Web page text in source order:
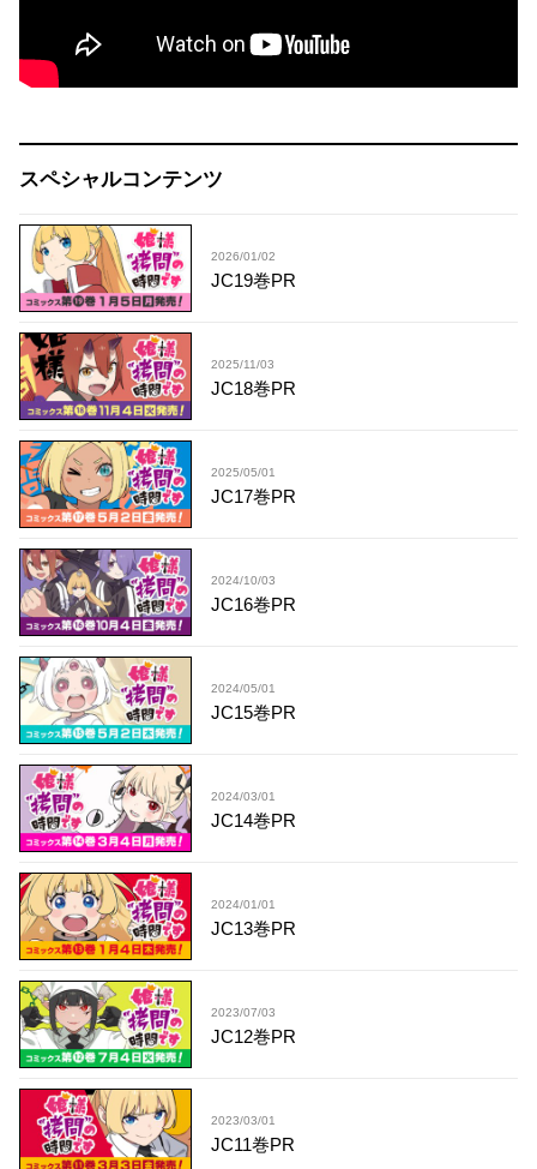
スペシャルコンテンツ
2026/01/02
JC19巻PR
2025/11/03
JC18巻PR
2025/05/01
JC17巻PR
2024/10/03
JC16巻PR
2024/05/01
JC15巻PR
2024/03/01
JC14巻PR
2024/01/01
JC13巻PR
2023/07/03
JC12巻PR
2023/03/01
JC11巻PR